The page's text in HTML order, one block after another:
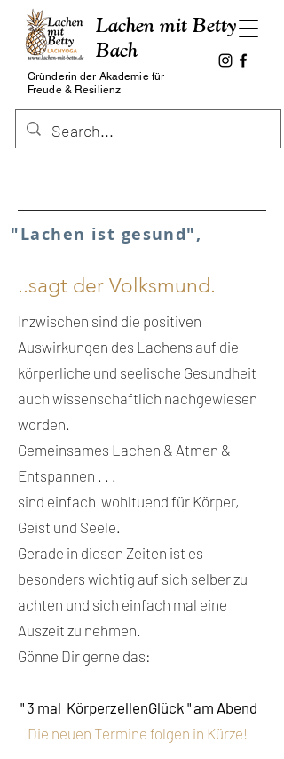
Lachen mit Betty
Bach
Gründerin der Akademie für
Freude & Resilienz
"Lachen ist gesund",
..sagt der Volksmund.
Inzwischen sind die positiven
Auswirkungen des Lachens auf die
körperliche und seelische Gesundheit
auch wissenschaftlich nachgewiesen
worden.
Gemeinsames Lachen & Atmen &
Entspannen . . .
sind einfach wohltuend für Körper,
Geist und Seele.
Gerade in diesen Zeiten ist es
besonders wichtig auf sich selber zu
achten und sich einfach mal eine
Auszeit zu nehmen.
Gönne Dir gerne das:
" 3 mal KörperzellenGlück " am Abend
Die neuen Termine folgen in Kürze!